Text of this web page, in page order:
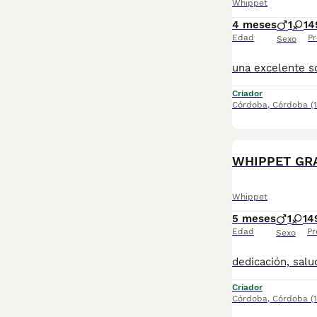
Whippet
4 meses
Edad
1 1
Sexo
Criador
Córdoba, Córdoba
WHIPPET
Whippet
5 meses
Edad
1 1
Sexo
Criador
Córdoba, Córdoba